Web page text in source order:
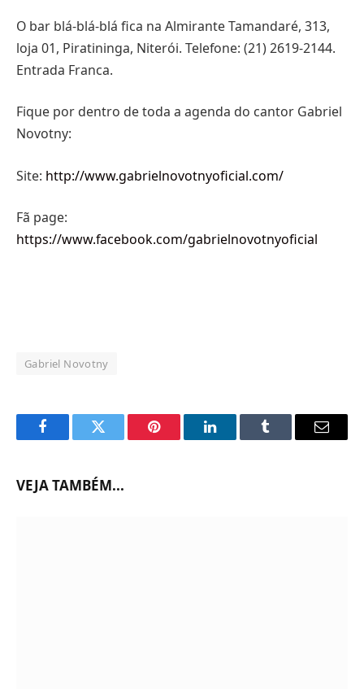
O bar blá-blá-blá fica na Almirante Tamandaré, 313,
loja 01, Piratininga, Niterói. Telefone: (21) 2619-2144.
Entrada Franca.
Fique por dentro de toda a agenda do cantor Gabriel
Novotny:
Site: http://www.gabrielnovotnyoficial.com/
Fã page:
https://www.facebook.com/gabrielnovotnyoficial
Gabriel Novotny
FacebookTwitter Pinterest LinkedInTumblr Email
VEJA TAMBÉM...